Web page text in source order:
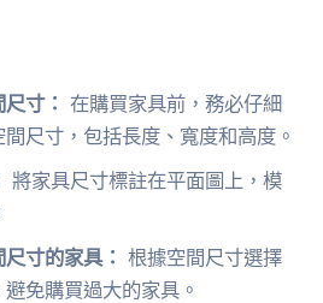
寸： 在購買家具前，務必仔細
尺寸，包括長度、寬度和高度。
將家具尺寸標註在平面圖上，模
寸的家具： 根據空間尺寸選擇
免購買過大的家具。